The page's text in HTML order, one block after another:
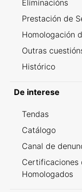
Eliminacións
Prestación de
Homologación
Outras
Histórico
De interese
Tendas
Catálogo
Canal de
Certificaciones
Homologados